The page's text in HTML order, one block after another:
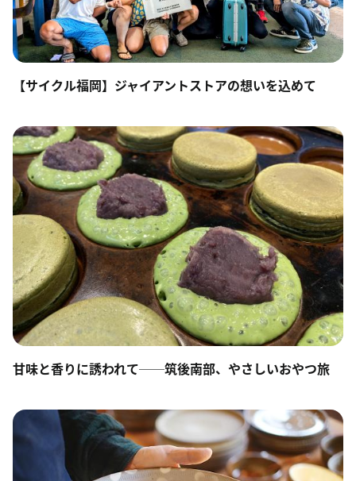
【サイクル福岡】ジャイアントストアの想いを込めて
甘味と香りに誘われて──筑後南部、やさしいおやつ旅